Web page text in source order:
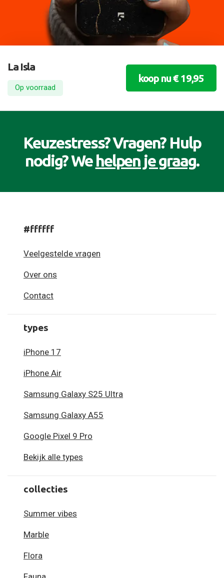
La Isla
Op voorraad
koop nu € 19,95
Keuzestress? Vragen? Hulp
nodig? Wehelpen je graag.
#ffffff
Veelgestelde vragen
Over ons
Contact
types
iPhone 17
iPhone Air
Samsung Galaxy S25 Ultra
Samsung Galaxy A55
Google Pixel 9 Pro
Bekijk alle types
collecties
Summer vibes
Marble
Flora